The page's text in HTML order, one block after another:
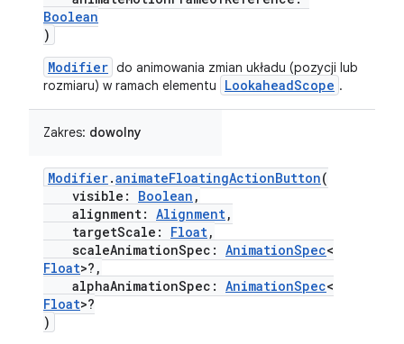
Boolean
)
Modifier do animowania zmian układu (pozycji lub
rozmiaru) w ramach elementu
LookaheadScope .
Zakres: dowolny
Modifier.animateFloatingActionButton(
visible: Boolean ,
alignment: Alignment,
targetScale: Float,
scaleAnimationSpec: AnimationSpec<
Float>?,
alphaAnimationSpec: AnimationSpec<
Float>?
)